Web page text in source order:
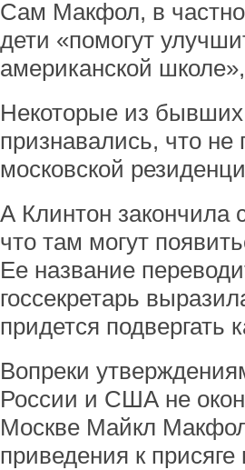
Сам Макфол, в
дети «помогут
американской
Некоторые из
признавались, что не
московской
А Клинтон закончила
что там могут
Ее название
госсекретарь
придется подвергать
Вопреки
России и США не
Москве Майкл
приведения к